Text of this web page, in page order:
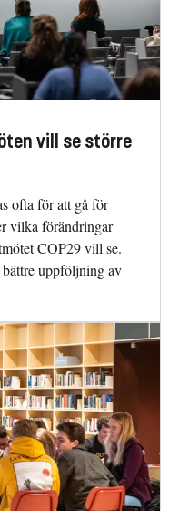
vill se större
ofta för att gå för
vilka förändringar
COP29 vill se.
uppföljning av